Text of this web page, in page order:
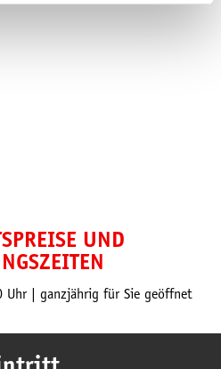
UND
Uhr | ganzjährig für Sie geöffnet